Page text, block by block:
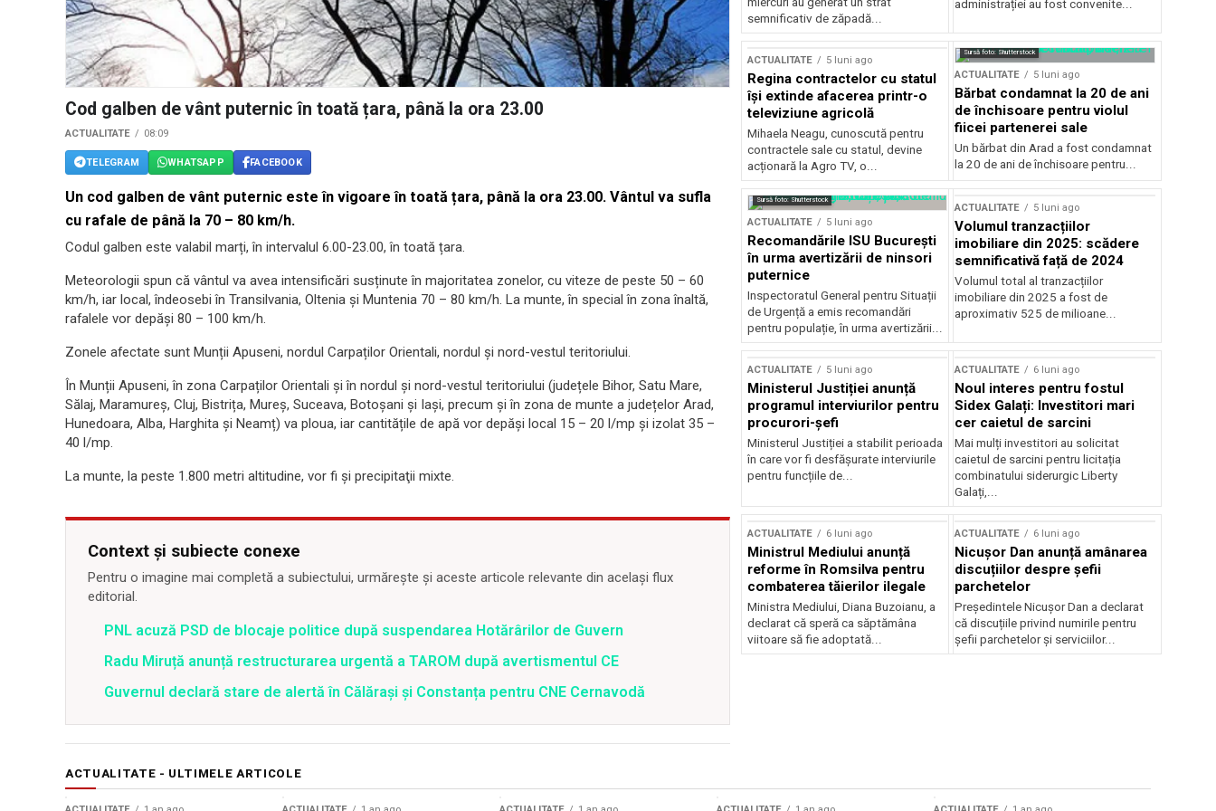
Cod galben de vânt puternic în toată țara, până la ora 23.00
ACTUALITATE 08:09
TELEGRAM WHATSAPP FACEBOOK
Un cod galben de vânt puternic este în vigoare în toată țara, până la ora 23.00. Vântul va sufla
cu rafale de până la 70 – 80 km/h.
Codul galben este valabil marți, în intervalul 6.00-23.00, în toată țara.
Meteorologii spun că vântul va avea intensificări susținute în majoritatea zonelor, cu viteze de peste 50 – 60
km/h, iar local, îndeosebi în Transilvania, Oltenia și Muntenia 70 – 80 km/h. La munte, în special în zona înaltă,
rafalele vor depăși 80 – 100 km/h.
Zonele afectate sunt Munții Apuseni, nordul Carpaților Orientali, nordul și nord-vestul teritoriului.
În Munții Apuseni, în zona Carpaților Orientali și în nordul și nord-vestul teritoriului (județele Bihor, Satu Mare,
Sălaj, Maramureș, Cluj, Bistrița, Mureș, Suceava, Botoșani și Iași, precum și în zona de munte a județelor Arad,
Hunedoara, Alba, Harghita și Neamț) va ploua, iar cantitățile de apă vor depăși local 15 – 20 l/mp și izolat 35 –
40 l/mp.
La munte, la peste 1.800 metri altitudine, vor fi şi precipitaţii mixte.
Context și subiecte conexe
Pentru o imagine mai completă a subiectului, urmărește și aceste articole relevante din același flux
editorial.
PNL acuză PSD de blocaje politice după suspendarea Hotărârilor de Guvern
Radu Miruță anunță restructurarea urgentă a TAROM după avertismentul CE
Guvernul declară stare de alertă în Călărași și Constanța pentru CNE Cernavodă
semnificativ de zăpadă...
administrației au fost convenite...
ACTUALITATE 5 luni ago
Regina contractelor cu statul
își extinde afacerea printr-o
televiziune agricolă
Mihaela Neagu, cunoscută pentru
contractele sale cu statul, devine
acționară la Agro TV, o...
Sursă foto: Shutterstock
ACTUALITATE 5 luni ago
Bărbat condamnat la 20 de ani
de închisoare pentru violul
fiicei partenerei sale
Un bărbat din Arad a fost condamnat
la 20 de ani de închisoare pentru...
Sursă foto: Shutterstock
ACTUALITATE 5 luni ago
Recomandările ISU București
în urma avertizării de ninsori
puternice
Inspectoratul General pentru Situații
de Urgență a emis recomandări
pentru populație, în urma avertizării...
ACTUALITATE 5 luni ago
Volumul tranzacțiilor
imobiliare din 2025: scădere
semnificativă față de 2024
Volumul total al tranzacțiilor
imobiliare din 2025 a fost de
aproximativ 525 de milioane...
ACTUALITATE 5 luni ago
Ministerul Justiției anunță
programul interviurilor pentru
procurori-șefi
Ministerul Justiției a stabilit perioada
în care vor fi desfășurate interviurile
pentru funcțiile de...
ACTUALITATE 6 luni ago
Noul interes pentru fostul
Sidex Galați: Investitori mari
cer caietul de sarcini
Mai mulți investitori au solicitat
caietul de sarcini pentru licitația
combinatului siderurgic Liberty
Galați,...
ACTUALITATE 6 luni ago
Ministrul Mediului anunță
reforme în Romsilva pentru
combaterea tăierilor ilegale
Ministra Mediului, Diana Buzoianu, a
declarat că speră ca săptămâna
viitoare să fie adoptată...
ACTUALITATE 6 luni ago
Nicușor Dan anunță amânarea
discuțiilor despre șefii
parchetelor
Președintele Nicușor Dan a declarat
că discuțiile privind numirile pentru
șefii parchetelor și serviciilor...
ACTUALITATE - ULTIMELE ARTICOLE